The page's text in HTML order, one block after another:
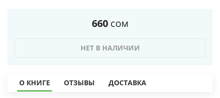
660 сом
НЕТ В НАЛИЧИИ
О КНИГЕ ОТЗЫВЫ ДОСТАВКА